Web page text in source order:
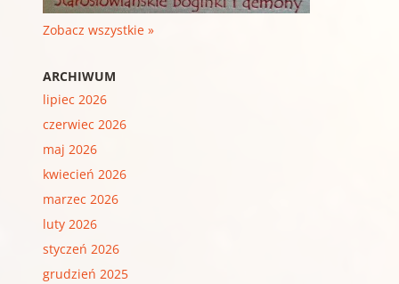
Zobacz wszystkie »
ARCHIWUM
lipiec 2026
czerwiec 2026
maj 2026
kwiecień 2026
marzec 2026
luty 2026
styczeń 2026
grudzień 2025